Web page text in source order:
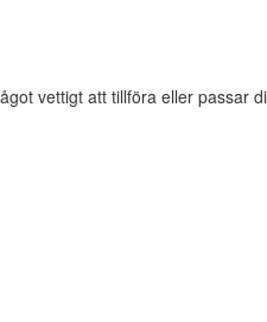
vettigt att tillföra eller passar